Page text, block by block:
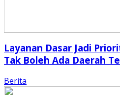
Layanan Dasar Jadi
Tak Boleh Ada Daerah
Berita